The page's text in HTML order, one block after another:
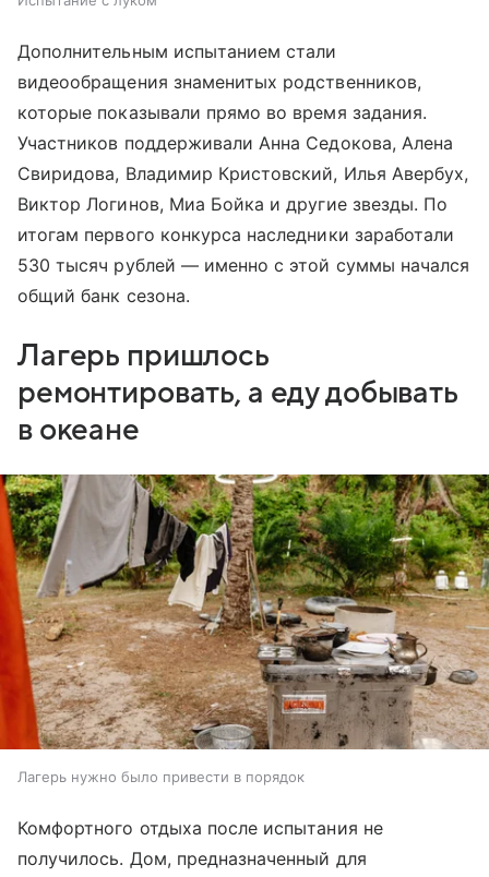
Дополнительным испытанием стали
видеообращения знаменитых родственников,
которые показывали прямо во время задания.
Участников поддерживали Анна Седокова, Алена
Свиридова, Владимир Кристовский, Илья Авербух,
Виктор Логинов, Миа Бойка и другие звезды. По
итогам первого конкурса наследники заработали
530 тысяч рублей — именно с этой суммы начался
общий банк сезона.
Лагерь пришлось
ремонтировать, а еду добывать
в океане
Лагерь нужно было привести в порядок
Комфортного отдыха после испытания не
получилось. Дом, предназначенный для